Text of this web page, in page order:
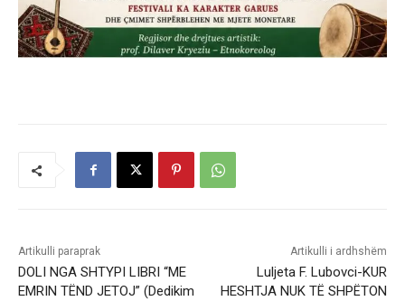
Artikulli paraprak
DOLI NGA SHTYPI LIBRI “ME
EMRIN TËND JETOJ” (Dedikim
Artikulli i ardhshëm
Luljeta F. Lubovci-KUR
HESHTJA NUK TË SHPËTON